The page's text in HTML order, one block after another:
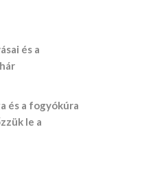
és a
és a fogyókúra
le a